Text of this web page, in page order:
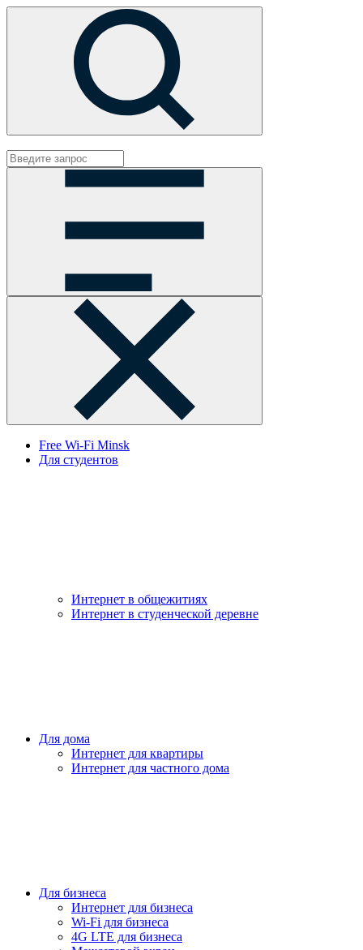
Free Wi-Fi Minsk
Для студентов
Интернет в общежитиях
Интернет в студенческой деревне
Для дома
Интернет для квартиры
Интернет для частного дома
Для бизнеса
Интернет для бизнеса
Wi-Fi для бизнеса
4G LTE для бизнеса